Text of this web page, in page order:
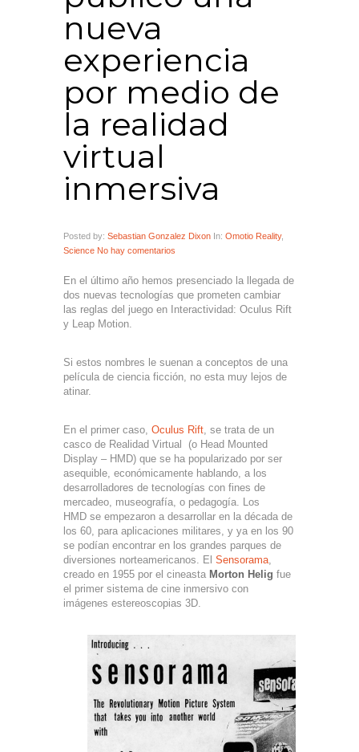
nueva
experiencia
por medio de
la realidad
virtual
inmersiva
Posted by: Sebastian Gonzalez Dixon In: Omotio Reality,
Science No hay comentarios
En el último año hemos presenciado la llegada de
dos nuevas tecnologías que prometen cambiar
las reglas del juego en Interactividad: Oculus Rift
y Leap Motion.
Si estos nombres le suenan a conceptos de una
película de ciencia ficción, no esta muy lejos de
atinar.
En el primer caso, Oculus Rift, se trata de un
casco de Realidad Virtual (o Head Mounted
Display – HMD) que se ha popularizado por ser
asequible, económicamente hablando, a los
desarrolladores de tecnologías con fines de
mercadeo, museografía, o pedagogía. Los
HMD se empezaron a desarrollar en la década de
los 60, para aplicaciones militares, y ya en los 90
se podían encontrar en los grandes parques de
diversiones norteamericanos. El Sensorama,
creado en 1955 por el cineasta Morton Helig fue
el primer sistema de cine inmersivo con
imágenes estereoscopias 3D.